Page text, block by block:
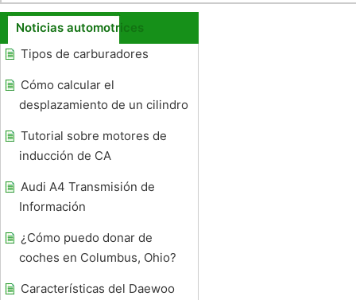
reproductor de DVD
Noticias automotrices
Tipos de carburadores
Cómo calcular el
desplazamiento de un cilindro
Tutorial sobre motores de
inducción de CA
Audi A4 Transmisión de
Información
¿Cómo puedo donar de
coches en Columbus, Ohio?
Características del Daewoo